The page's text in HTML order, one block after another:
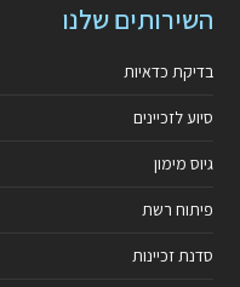
השירותים שלנו
בדיקת כדאיות
סיוע לזכיינים
גיוס מימון
פיתוח רשת
סדנת זכיינות